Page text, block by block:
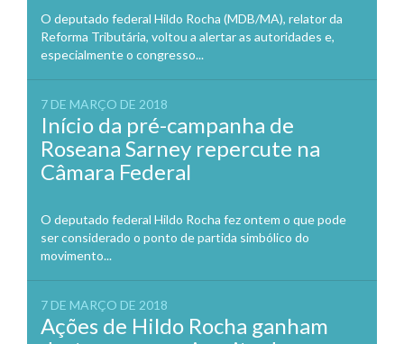
O deputado federal Hildo Rocha (MDB/MA), relator da
Reforma Tributária, voltou a alertar as autoridades e,
especialmente o congresso...
7 DE MARÇO DE 2018
Início da pré-campanha de
Roseana Sarney repercute na
Câmara Federal
O deputado federal Hildo Rocha fez ontem o que pode
ser considerado o ponto de partida simbólico do
movimento...
7 DE MARÇO DE 2018
Ações de Hildo Rocha ganham